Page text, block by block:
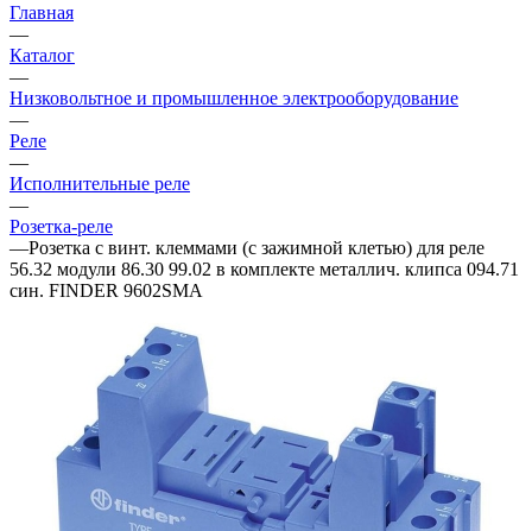
Главная
—
Каталог
—
Низковольтное и промышленное электрооборудование
—
Реле
—
Исполнительные реле
—
Розетка-реле
—Розетка с винт. клеммами (с зажимной клетью) для реле
56.32 модули 86.30 99.02 в комплекте металлич. клипса 094.71
син. FINDER 9602SMA